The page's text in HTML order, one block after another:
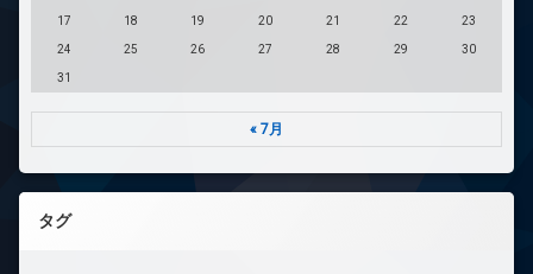
17 18 19 20 21 22 23
24 25 26 27 28 29 30
31
« 7月
タグ